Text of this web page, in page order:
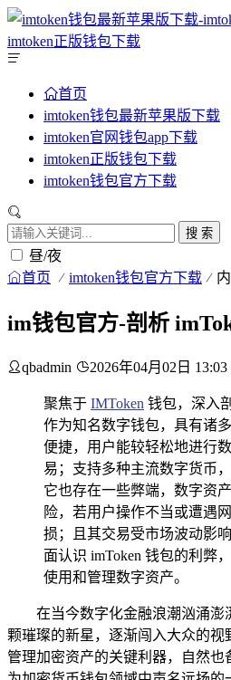
首页
imtoken钱包最新苹果版下载
imtoken官网钱包app下载
imtoken正版钱包下载
imtoken钱包官方下载
搜 索
昼/夜
首页 imtoken钱包官方下载
im钱包官方-剖析
qbadmin 2026年04月02日 13:03
聚焦于 IMToken 钱包，深入
作为知名数字钱包，具有诸
便捷，用户能较轻松地进行
易；支持多种主流数字货币
它也存在一些弊端，数字资
险，若用户操作不当或遭遇
损；且其交易受市场波动影
面认识 imToken 钱包的利弊
使用和管理数字资产。
在当今数字化金融浪潮汹涌
颗璀璨的新星，逐渐闯入大众的视
管理加密资产的关键利器，自然也